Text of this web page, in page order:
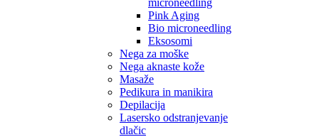
microneedling
Pink Aging
Bio microneedling
Eksosomi
Nega za moške
Nega aknaste kože
Masaže
Pedikura in manikira
Depilacija
Lasersko odstranjevanje
dlačic